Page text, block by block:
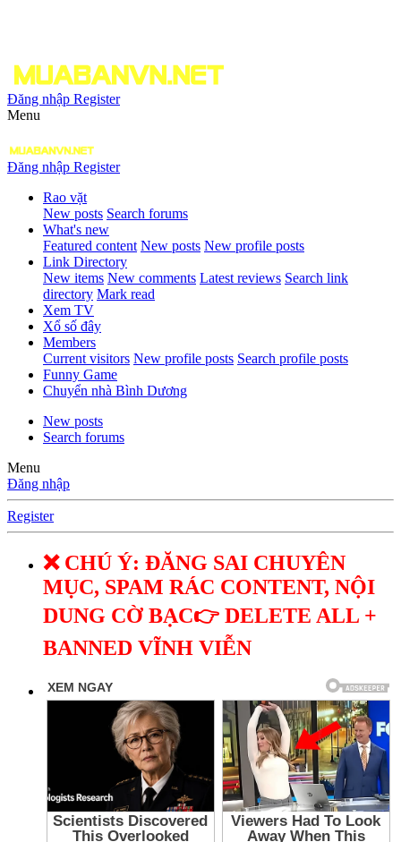
Đăng nhập Register
Menu
Đăng nhập Register
Rao vặt
New posts Search forums
What's new
Featured content New posts New profile posts
Link Directory
New items New comments Latest reviews Search link
directory Mark read
Xem TV
Xổ số đây
Members
Current visitors New profile posts Search profile posts
Funny Game
Chuyển nhà Bình Dương
New posts
Search forums
Menu
Đăng nhập
Register
❌ CHÚ Ý: ĐĂNG SAI CHUYÊN
MỤC, SPAM RÁC CONTENT, NỘI
DUNG CỜ BẠC👉 DELETE ALL +
BANNED VĨNH VIỄN